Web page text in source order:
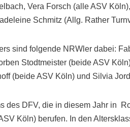
Vera Forsch (alle ASV
Schmitz (Allg. Rather
sind folgende NRWler dabei:
Stodtmeister (beide ASV
(beide ASV Köln) und Silvia
des DFV, die in diesem Jahr in
Köln) berufen. In den